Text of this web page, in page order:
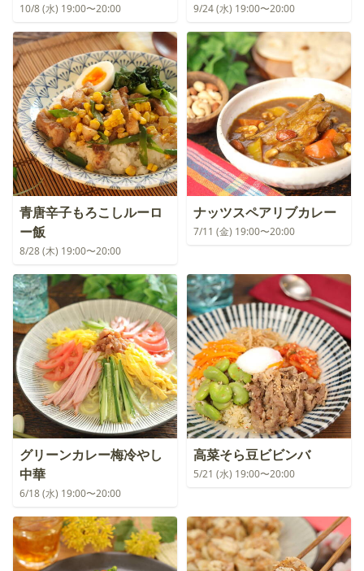
10/8 (水) 19:00〜20:00 9/24 (水) 19:00〜20:00
青唐辛子もろこしルーロ
ー飯
8/28 (木) 19:00〜20:00
ナッツスペアリブカレー
7/11 (金) 19:00〜20:00
グリーンカレー梅冷やし
中華
6/18 (水) 19:00〜20:00
高菜そら豆ビビンバ
5/21 (水) 19:00〜20:00